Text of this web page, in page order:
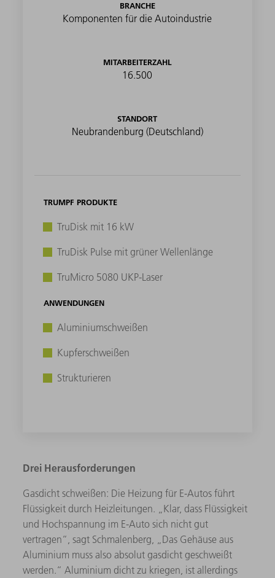
BRANCHE
Komponenten für die Autoindustrie
MITARBEITERZAHL
16.500
STANDORT
Neubrandenburg (Deutschland)
TRUMPF PRODUKTE
TruDisk mit 16 kW
TruDisk Pulse mit grüner Wellenlänge
TruMicro 5080 UKP-Laser
ANWENDUNGEN
Aluminiumschweißen
Kupferschweißen
Strukturieren
Drei Herausforderungen
Gasdicht schweißen: Die Heizung für E-Autos führt
Flüssigkeit durch Heizleitungen. „Klar, dass Flüssigkeit
und Hochspannung im E-Auto sich nicht gut
vertragen“, sagt Schmalenberg, „Das Gehäuse aus
Aluminium muss also absolut gasdicht geschweißt
werden.“ Aluminium dicht zu kriegen, ist allerdings